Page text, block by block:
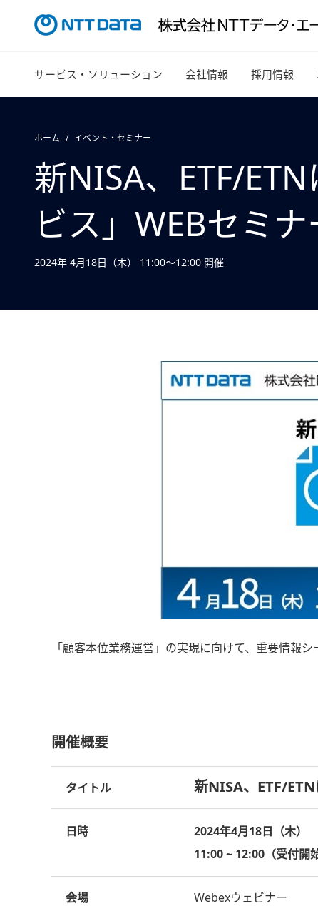
サービス・ソリューション 会社情報 採用情報
ホーム イベント・セミナー
新NISA、ETF/
ビス」WEBセミナ
2024年 4月18日（木） 11:00～12:00 開催
「顧客本位業務運営」の実現に向けて、重要情報
開催概要
タイトル 新NISA、ETF/
日時
2024年4月18日（木）
11:00 ~ 12:00（受付開
会場 Webexウェビナー